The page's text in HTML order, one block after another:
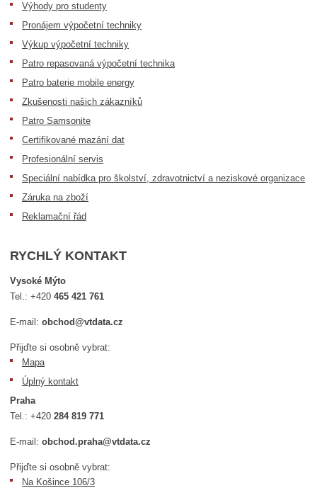
Výhody pro studenty
Pronájem výpočetní techniky
Výkup výpočetní techniky
Patro repasovaná výpočetní technika
Patro baterie mobile energy
Zkušenosti našich zákazníků
Patro Samsonite
Certifikované mazání dat
Profesionální servis
Speciální nabídka pro školství, zdravotnictví a neziskové organizace
Záruka na zboží
Reklamační řád
RYCHLÝ KONTAKT
Vysoké Mýto
Tel.:+420465 421 761
E-mail:obchod@vtdata.cz
Přijďte si osobně vybrat:
Mapa
Úplný kontakt
Praha
Tel.:+420284 819 771
E-mail:obchod.praha@vtdata.cz
Přijďte si osobně vybrat:
Na Košince 106/3